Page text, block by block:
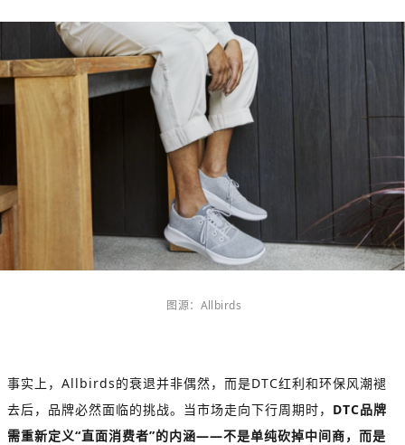
图源： Allbirds
事实上， Allbirds的衰退并非偶然，而是DTC红利和环保风潮褪
去后，品牌必然面临的挑战。当市场走向下行周期时， DTC品牌
需重新定义“直面消费者”的内涵——不是单纯砍掉中间商，而是